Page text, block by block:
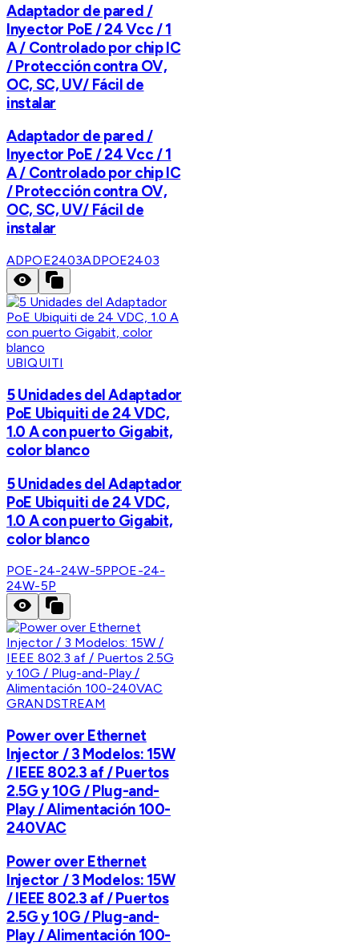
Adaptador de pared /
Inyector PoE / 24 Vcc / 1
A / Controlado por chip IC
/ Protección contra OV,
OC, SC, UV/ Fácil de
instalar
Adaptador de pared /
Inyector PoE / 24 Vcc / 1
A / Controlado por chip IC
/ Protección contra OV,
OC, SC, UV/ Fácil de
instalar
ADPOE2403ADPOE2403
UBIQUITI
5 Unidades del Adaptador
PoE Ubiquiti de 24 VDC,
1.0 A con puerto Gigabit,
color blanco
5 Unidades del Adaptador
PoE Ubiquiti de 24 VDC,
1.0 A con puerto Gigabit,
color blanco
POE-24-24W-5PPOE-24-
24W-5P
GRANDSTREAM
Power over Ethernet
Injector / 3 Modelos: 15W
/ IEEE 802.3 af / Puertos
2.5G y 10G / Plug-and-
Play / Alimentación 100-
240VAC
Power over Ethernet
Injector / 3 Modelos: 15W
/ IEEE 802.3 af / Puertos
2.5G y 10G / Plug-and-
Play / Alimentación 100-